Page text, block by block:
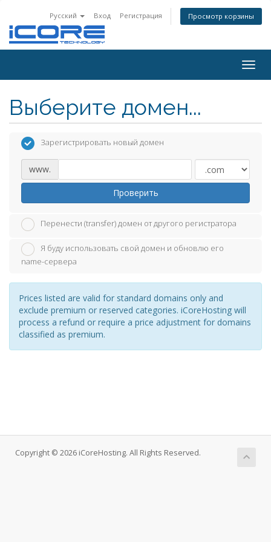
Русский Вход Регистрация Просмотр корзины
Выберите домен...
Зарегистрировать новый домен
www.
Проверить
Перенести (transfer) домен от другого регистратора
Я буду использовать свой домен и обновлю его
name-сервера
Prices listed are valid for standard domains only and
exclude premium or reserved categories. iCoreHosting will
process a refund or require a price adjustment for domains
classified as premium.
Copyright © 2026 iCoreHosting. All Rights Reserved.